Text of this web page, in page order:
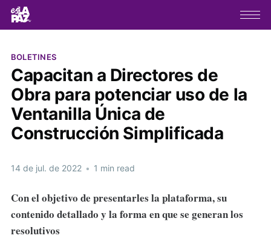
BOLETINES
Capacitan a Directores de
Obra para potenciar uso de la
Ventanilla Única de
Construcción Simplificada
14 de jul. de 2022 • 1 min read
Con el objetivo de presentarles la plataforma, su
contenido detallado y la forma en que se generan los
resolutivos